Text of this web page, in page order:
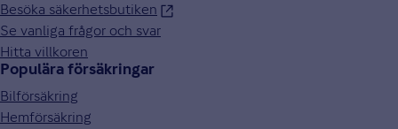
Besöka säkerhetsbutiken
Se vanliga frågor och svar
Hitta villkoren
Populära försäkringar
Bilförsäkring
Hemförsäkring